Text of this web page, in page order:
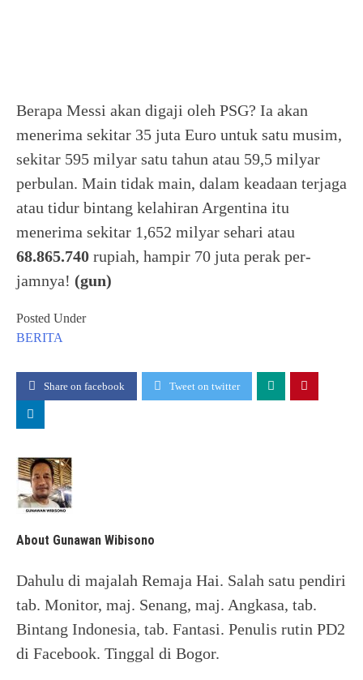
Berapa Messi akan digaji oleh PSG? Ia akan
menerima sekitar 35 juta Euro untuk satu musim,
sekitar 595 milyar satu tahun atau 59,5 milyar
perbulan. Main tidak main, dalam keadaan terjaga
atau tidur bintang kelahiran Argentina itu
menerima sekitar 1,652 milyar sehari atau
68.865.740 rupiah, hampir 70 juta perak per-
jamnya! (gun)
Posted Under
BERITA
Share on facebook Tweet on twitter
About Gunawan Wibisono
Dahulu di majalah Remaja Hai. Salah satu pendiri
tab. Monitor, maj. Senang, maj. Angkasa, tab.
Bintang Indonesia, tab. Fantasi. Penulis rutin PD2
di Facebook. Tinggal di Bogor.